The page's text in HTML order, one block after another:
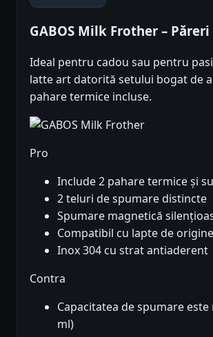
GABOS Milk Frother – Păreri
Ideal pentru cadou sau pentru
latte art datorită setului bogat de
pahare termice incluse.
Pro
Include 2 pahare termice și
2 teluri de spumare distincte
Spumare magnetică
Compatibil cu lapte de
Inox 304 cu strat antiaderent
Contra
Capacitatea de spumare este
ml)